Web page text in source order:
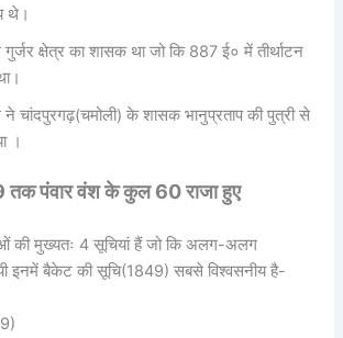
थे।
क्षेत्र का शासक था जो कि 887 ई० में तीर्थाटन
चांदपुरगढ़(चमोली) के शासक भानुप्रताप की पुत्री से
।
पंवार वंश के कुल 60 राजा हुए
की मुख्यतः 4 सूचियां हैं जो कि अलग-अलग
गयी इनमें बैकेट की सूचि(1849) सबसे विश्वसनीय है-